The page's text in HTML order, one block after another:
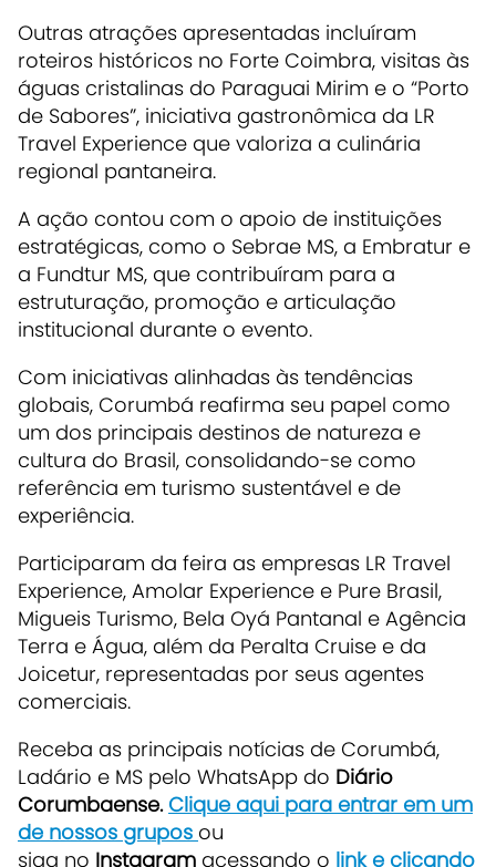
Outras atrações apresentadas incluíram
roteiros históricos no Forte Coimbra, visitas às
águas cristalinas do Paraguai Mirim e o “Porto
de Sabores”, iniciativa gastronômica da LR
Travel Experience que valoriza a culinária
regional pantaneira.
A ação contou com o apoio de instituições
estratégicas, como o Sebrae MS, a Embratur e
a Fundtur MS, que contribuíram para a
estruturação, promoção e articulação
institucional durante o evento.
Com iniciativas alinhadas às tendências
globais, Corumbá reafirma seu papel como
um dos principais destinos de natureza e
cultura do Brasil, consolidando-se como
referência em turismo sustentável e de
experiência.
Participaram da feira as empresas LR Travel
Experience, Amolar Experience e Pure Brasil,
Migueis Turismo, Bela Oyá Pantanal e Agência
Terra e Água, além da Peralta Cruise e da
Joicetur, representadas por seus agentes
comerciais.
Receba as principais notícias de Corumbá,
Ladário e MS pelo WhatsApp do Diário
Corumbaense.Clique aqui para entrar em um
de nossos grupos ou
siga no Instagram acessando o link e clicando